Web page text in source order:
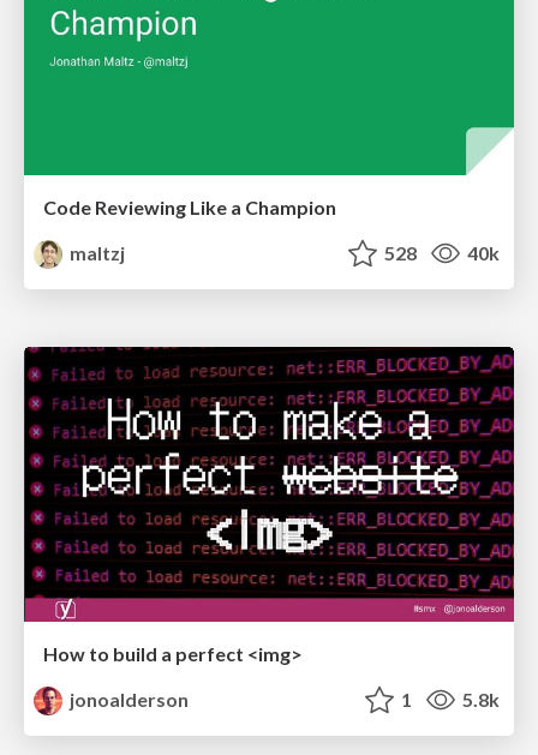
Code Reviewing Like a Champion
maltzj
528 40k
How to build a perfect <img>
jonoalderson
1 5.8k